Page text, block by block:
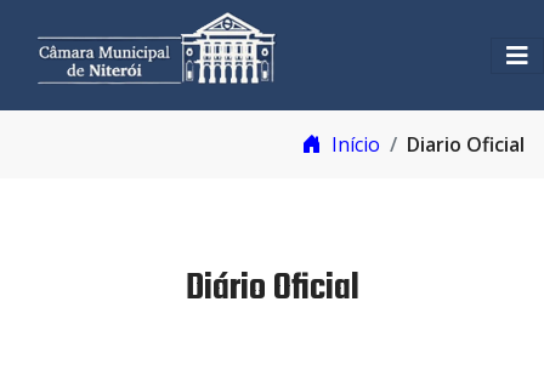
Início Diario Oficial
Diário Oficial